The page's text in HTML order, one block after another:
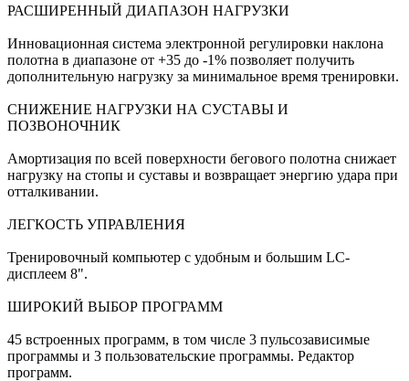
РАСШИРЕННЫЙ ДИАПАЗОН НАГРУЗКИ
Инновационная система электронной регулировки наклона
полотна в диапазоне от +35 до -1% позволяет получить
дополнительную нагрузку за минимальное время тренировки.
СНИЖЕНИЕ НАГРУЗКИ НА СУСТАВЫ И
ПОЗВОНОЧНИК
Амортизация по всей поверхности бегового полотна снижает
нагрузку на стопы и суставы и возвращает энергию удара при
отталкивании.
ЛЕГКОСТЬ УПРАВЛЕНИЯ
Тренировочный компьютер с удобным и большим LC-
дисплеем 8".
ШИРОКИЙ ВЫБОР ПРОГРАММ
45 встроенных программ, в том числе 3 пульсозависимые
программы и 3 пользовательские программы. Редактор
программ.